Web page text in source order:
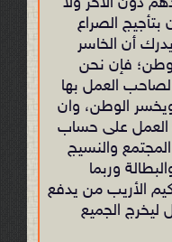
الصراع
أن الخاسر
فإن نحن
لصاحب العمل بها
الوطن، وان
العمل على حساب
والنسيج
وربما
الأريب من يدفع
ليخرج الجميع